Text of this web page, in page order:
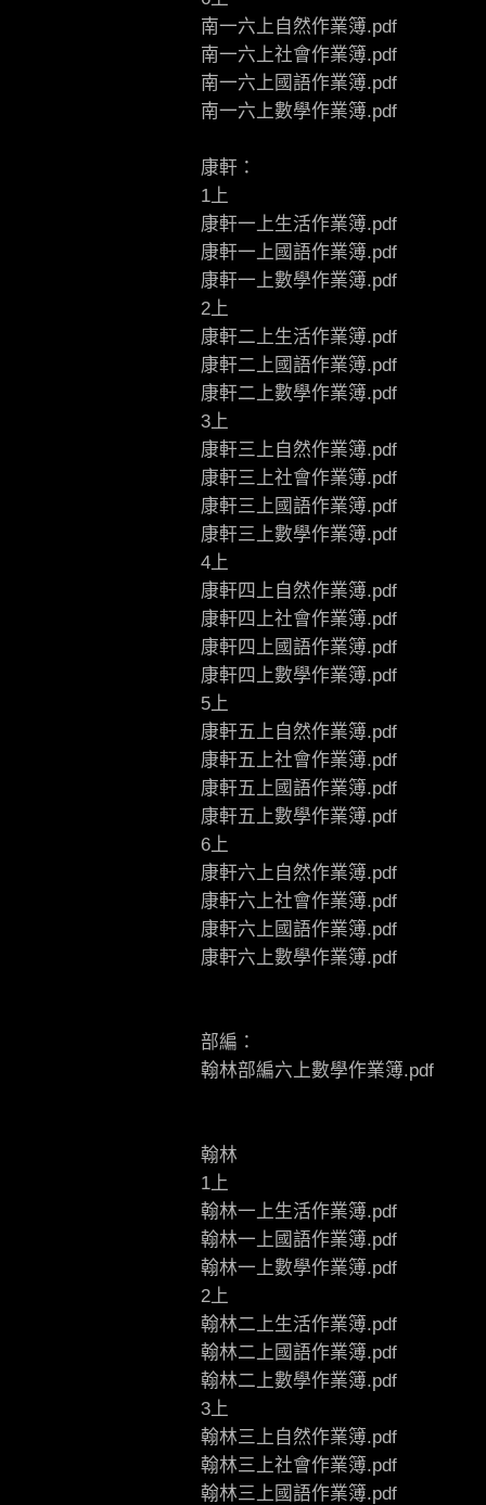
南一六上自然作業簿.pdf
南一六上社會作業簿.pdf
南一六上國語作業簿.pdf
南一六上數學作業簿.pdf
康軒：
1上
康軒一上生活作業簿.pdf
康軒一上國語作業簿.pdf
康軒一上數學作業簿.pdf
2上
康軒二上生活作業簿.pdf
康軒二上國語作業簿.pdf
康軒二上數學作業簿.pdf
3上
康軒三上自然作業簿.pdf
康軒三上社會作業簿.pdf
康軒三上國語作業簿.pdf
康軒三上數學作業簿.pdf
4上
康軒四上自然作業簿.pdf
康軒四上社會作業簿.pdf
康軒四上國語作業簿.pdf
康軒四上數學作業簿.pdf
5上
康軒五上自然作業簿.pdf
康軒五上社會作業簿.pdf
康軒五上國語作業簿.pdf
康軒五上數學作業簿.pdf
6上
康軒六上自然作業簿.pdf
康軒六上社會作業簿.pdf
康軒六上國語作業簿.pdf
康軒六上數學作業簿.pdf
部編：
翰林部編六上數學作業簿.pdf
翰林
1上
翰林一上生活作業簿.pdf
翰林一上國語作業簿.pdf
翰林一上數學作業簿.pdf
2上
翰林二上生活作業簿.pdf
翰林二上國語作業簿.pdf
翰林二上數學作業簿.pdf
3上
翰林三上自然作業簿.pdf
翰林三上社會作業簿.pdf
翰林三上國語作業簿.pdf